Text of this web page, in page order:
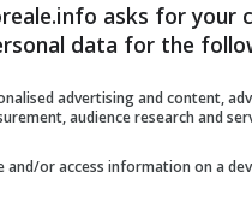
asks for your
data for the
advertising and content,
audience research and
and/or access information on a